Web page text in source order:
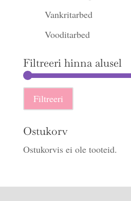
Vankritarbed
Vooditarbed
Filtreeri hinna alusel
Filtreeri
Ostukorv
Ostukorvis ei ole tooteid.